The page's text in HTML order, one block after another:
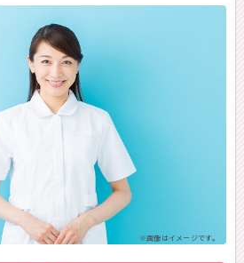
※画像はイメージです。